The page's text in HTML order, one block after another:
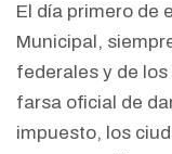
El día primero de
Municipal,
federales y de
farsa oficial de
impuesto, los